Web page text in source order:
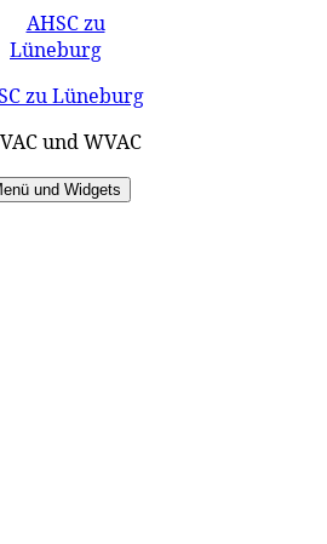
zu Lüneburg
und WVAC
und Widgets